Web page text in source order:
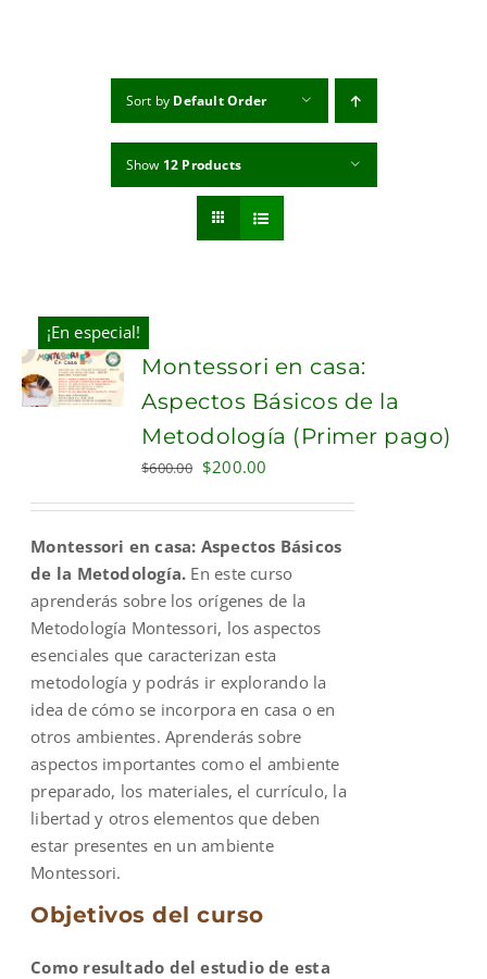
Sort by Default Order
Show 12 Products
¡En especial!
ADD TO
CART
Montessori en casa:
Aspectos Básicos de la
Metodología (Primer pago)
$600.00 Original
$600.00.
$200.00
$200.00.
Montessori en casa: Aspectos Básicos
de la Metodología. En este curso
aprenderás sobre los orígenes de la
Metodología Montessori, los aspectos
esenciales que caracterizan esta
metodología y podrás ir explorando la
idea de cómo se incorpora en casa o en
otros ambientes. Aprenderás sobre
aspectos importantes como el ambiente
preparado, los materiales, el currículo, la
libertad y otros elementos que deben
estar presentes en un ambiente
Montessori.
Objetivos del curso
Como resultado del estudio de esta